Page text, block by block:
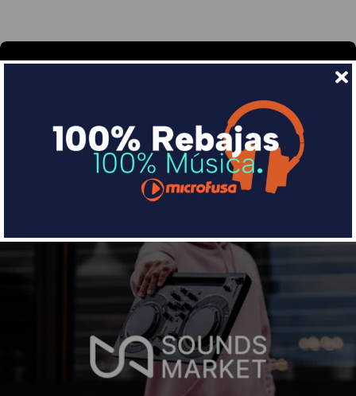
Financia tus compras con Sequra
Divide en 3 sin coste o hasta en 18 meses por una
pequeña cuota al mes con Sequra
Más info